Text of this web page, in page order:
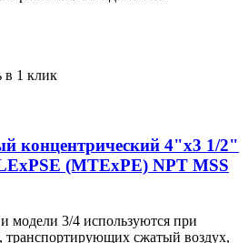
в 1 клик
концентрический 4"х3 1/2"
(MTEхPE) NPT MSS
модели 3/4 используются при
сжатый воздух,